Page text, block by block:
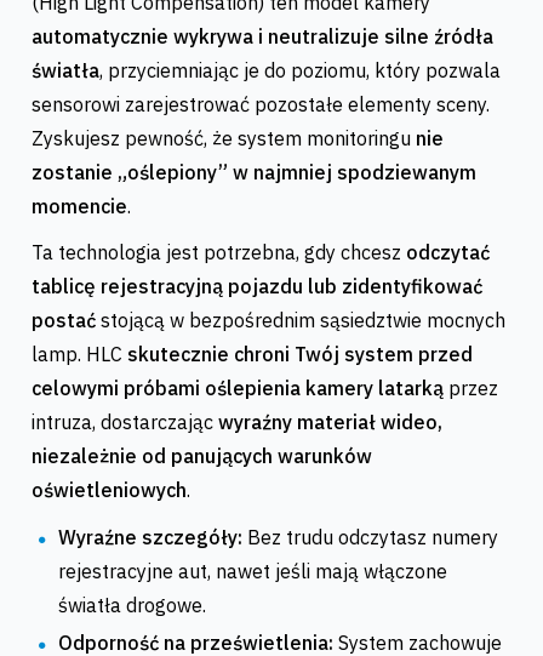
automatycznie wykrywa i neutralizuje silne źródła
światła, przyciemniając je do poziomu, który pozwala
sensorowi zarejestrować pozostałe elementy sceny.
Zyskujesz pewność, że system monitoringu nie
zostanie „oślepiony” w najmniej spodziewanym
momencie.
Ta technologia jest potrzebna, gdy chcesz odczytać
tablicę rejestracyjną pojazdu lub zidentyfikować
postać stojącą w bezpośrednim sąsiedztwie mocnych
lamp. HLC skutecznie chroni Twój system przed
celowymi próbami oślepienia kamery latarką przez
intruza, dostarczając wyraźny materiał wideo,
niezależnie od panujących warunków
oświetleniowych.
Wyraźne szczegóły: Bez trudu odczytasz numery
rejestracyjne aut, nawet jeśli mają włączone
światła drogowe.
Odporność na prześwietlenia: System zachowuje